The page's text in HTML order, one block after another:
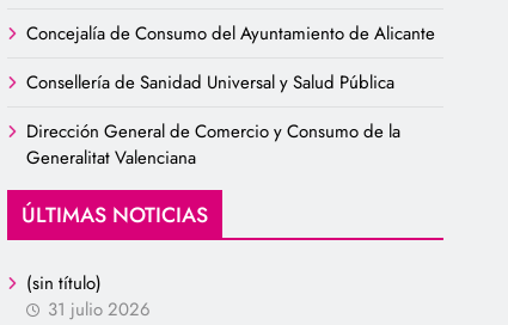
Concejalía de Consumo del Ayuntamiento de Alicante
Consellería de Sanidad Universal y Salud Pública
Dirección General de Comercio y Consumo de la
Generalitat Valenciana
ÚLTIMAS NOTICIAS
(sin título)
31 julio 2026